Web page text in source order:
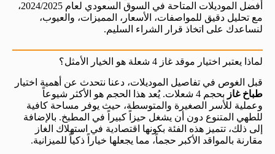
أفضل الموديلات المتاحة في السوق السعودي لعام 2024/2025،
مع تحليل دقيق للمواصفات، الأسعار، المميزات، والعيوب،
لنساعدك على اتخاذ قرار الشراء السليم.
لماذا يعتبر اختيار موقد غاز 4 شعلة هو الخيار الأمثل؟
قبل الغوص في تفاصيل الموديلات، دعنا نتحدث عن أهمية اختيار
طباخ غاز
بحجم 4 شعلات. يُعد هذا الحجم هو الأكثر شيوعاً
وعملية للأسر الصغيرة والمتوسطة، حيث يوفر مساحة كافية
للطهي المتنوع دون أن يشغل حيزاً كبيراً في المطبخ. بالإضافة
إلى ذلك، تتميز هذه الفئة بكونها اقتصادية في استهلاك الغاز
مقارنة بالمواقد الأكبر حجماً، مما يجعلها خياراً ذكياً للميزانية.